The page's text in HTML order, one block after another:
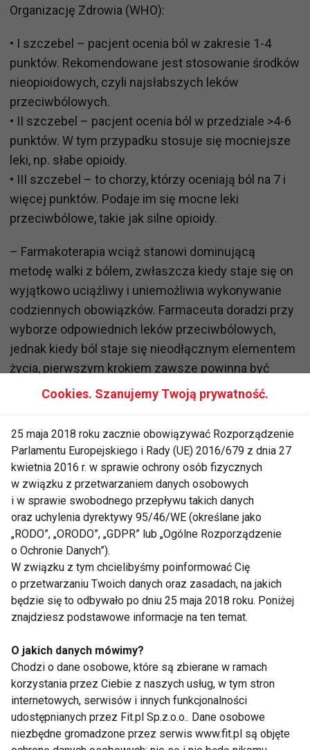
Organizację Zdrowia (WHO):
• I szczebel – pacjent ocenia ból w zakresie 1-4
punktów. Rekomendowane jest stosowanie środków
nieopioidowych, czyli najsłabszych leków
przeciwbólowych.
• II szczebel – pacjent ocenia ból w przedziale >4-6
punktów. W tym przypadku stosuje się mocniejsze
leki, np. słabe opioidy.
• III szczebel – to chorzy, którzy oceniają ból na 7 i
więcej punktów. Podaje im się mocne leki
przeciwbólowe, takie jak silne opioidy.
– Farmakoterapia wciąż stanowi dominującą
metodę walki z bólem, zwłaszcza kiedy staje się on
wyjątkowo uciążliwy i uniemożliwia wykonywanie
codziennych obowiązków. Farmaceuta doradzi przy
wyborze odpowiednich leków przeciwbólowych,
jednak kiedy ból staje się nieodłącznym elementem
życia, pierwszym krokiem zawsze powinna być
wizyta u lekarza. To on pomoże znaleźć przyczynę
Najpopularniejszymi lekami przeciwbólowymi,
kupowanymi w aptekach, są oczywiście leki z grupy
NLPZ, takie jak m.in. ibuprofen. Innym, równie
częstym, wyborem jest paracetamol. Co bardzo
ważne, nie należy przekraczać zalecanej dawki leku.
Warto pamiętać, że niektóre preparaty mogą się
różnić nazwą, a zawierać tę samą substancję
czynną – komentuje mgr farmacji Izabela Baj,
Dyrektor ds. Opieki farmaceutycznej Gemini Polska.
Co jeszcze możemy zrobić, aby poradzić
Aby zminimalizować nasilenie bólu lub jemu
zapobiec warto:
• pozostać aktywnym – ból potrafi utrudnić
wykonywanie wielu pozornie prostych czynności.
Wówczas nie powinniśmy się jednak całkowicie
Cookies. Szanujemy Twoją prywatność.
25 maja 2018 roku zacznie obowiązywać Rozporządzenie
Parlamentu Europejskiego i Rady (UE) 2016/679 z dnia 27
kwietnia 2016 r. w sprawie ochrony osób fizycznych
w związku z przetwarzaniem danych osobowych
i w sprawie swobodnego przepływu takich danych
oraz uchylenia dyrektywy 95/46/WE (określane jako
„RODO”, „ORODO”, „GDPR” lub „Ogólne Rozporządzenie
o Ochronie Danych”).
W związku z tym chcielibyśmy poinformować Cię
o przetwarzaniu Twoich danych oraz zasadach, na jakich
będzie się to odbywało po dniu 25 maja 2018 roku. Poniżej
znajdziesz podstawowe informacje na ten temat.
O jakich danych mówimy?
Chodzi o dane osobowe, które są zbierane w ramach
korzystania przez Ciebie z naszych usług, w tym stron
internetowych, serwisów i innych funkcjonalności
udostępnianych przez Fit.pl Sp.z.o.o.. Dane osobowe
niezbędne gromadzone przez serwis www.fit.pl są objęte